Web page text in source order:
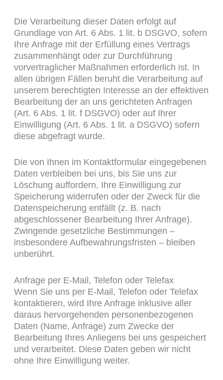
Die Verarbeitung dieser Daten erfolgt auf
Grundlage von Art. 6 Abs. 1 lit. b DSGVO, sofern
Ihre Anfrage mit der Erfüllung eines Vertrags
zusammenhängt oder zur Durchführung
vorvertraglicher Maßnahmen erforderlich ist. In
allen übrigen Fällen beruht die Verarbeitung auf
unserem berechtigten Interesse an der effektiven
Bearbeitung der an uns gerichteten Anfragen
(Art. 6 Abs. 1 lit. f DSGVO) oder auf Ihrer
Einwilligung (Art. 6 Abs. 1 lit. a DSGVO) sofern
diese abgefragt wurde.
Die von Ihnen im Kontaktformular eingegebenen
Daten verbleiben bei uns, bis Sie uns zur
Löschung auffordern, Ihre Einwilligung zur
Speicherung widerrufen oder der Zweck für die
Datenspeicherung entfällt (z. B. nach
abgeschlossener Bearbeitung Ihrer Anfrage).
Zwingende gesetzliche Bestimmungen –
insbesondere Aufbewahrungsfristen – bleiben
unberührt.
Anfrage per E-Mail, Telefon oder Telefax
Wenn Sie uns per E-Mail, Telefon oder Telefax
kontaktieren, wird Ihre Anfrage inklusive aller
daraus hervorgehenden personenbezogenen
Daten (Name, Anfrage) zum Zwecke der
Bearbeitung Ihres Anliegens bei uns gespeichert
und verarbeitet. Diese Daten geben wir nicht
ohne Ihre Einwilligung weiter.